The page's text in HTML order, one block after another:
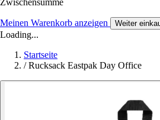
Zwischensumme
Meinen Warenkorb anzeigen Weiter
Loading...
Startseite
/ Rucksack Eastpak Day Office